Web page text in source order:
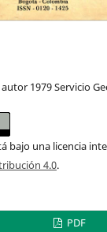
1979 Servicio
bajo una licencia
4.0.
PDF